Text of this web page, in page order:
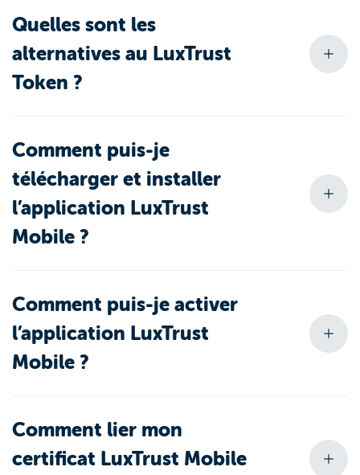
Quelles sont les
alternatives au LuxTrust
Token ?
Comment puis-je
télécharger et installer
l’application LuxTrust
Mobile ?
Comment puis-je activer
l’application LuxTrust
Mobile ?
Comment lier mon
certificat LuxTrust Mobile